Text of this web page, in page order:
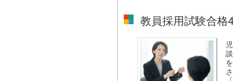
教員採用試験合格